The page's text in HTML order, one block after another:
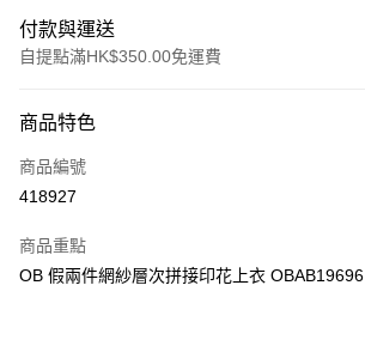
付款與運送
自提點滿HK$350.00免運費
信用卡
Apple Pay
PayMe
商品特色
商品編號
418927
商品重點
OB 假兩件網紗層次拼接印花上衣 OBAB19696